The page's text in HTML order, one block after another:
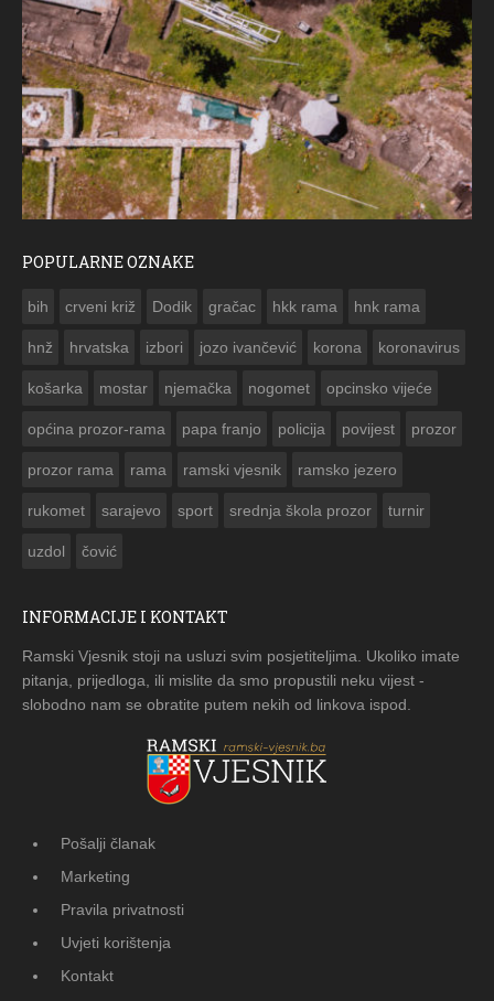
POPULARNE OZNAKE
bih crveni križ Dodik gračac hkk rama hnk rama
hnž hrvatska izbori jozo ivančević korona koronavirus
košarka mostar njemačka nogomet opcinsko vijeće
općina prozor-rama papa franjo policija povijest prozor
prozor rama rama ramski vjesnik ramsko jezero
rukomet sarajevo sport srednja škola prozor turnir
uzdol čović
INFORMACIJE I KONTAKT
Ramski Vjesnik stoji na usluzi svim posjetiteljima. Ukoliko imate
pitanja, prijedloga, ili mislite da smo propustili neku vijest -
slobodno nam se obratite putem nekih od linkova ispod.
Pošalji članak
Marketing
Pravila privatnosti
Uvjeti korištenja
Kontakt